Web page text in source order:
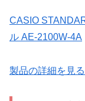
CASIO
ル AE-2100W-4A
製品の詳細を見る